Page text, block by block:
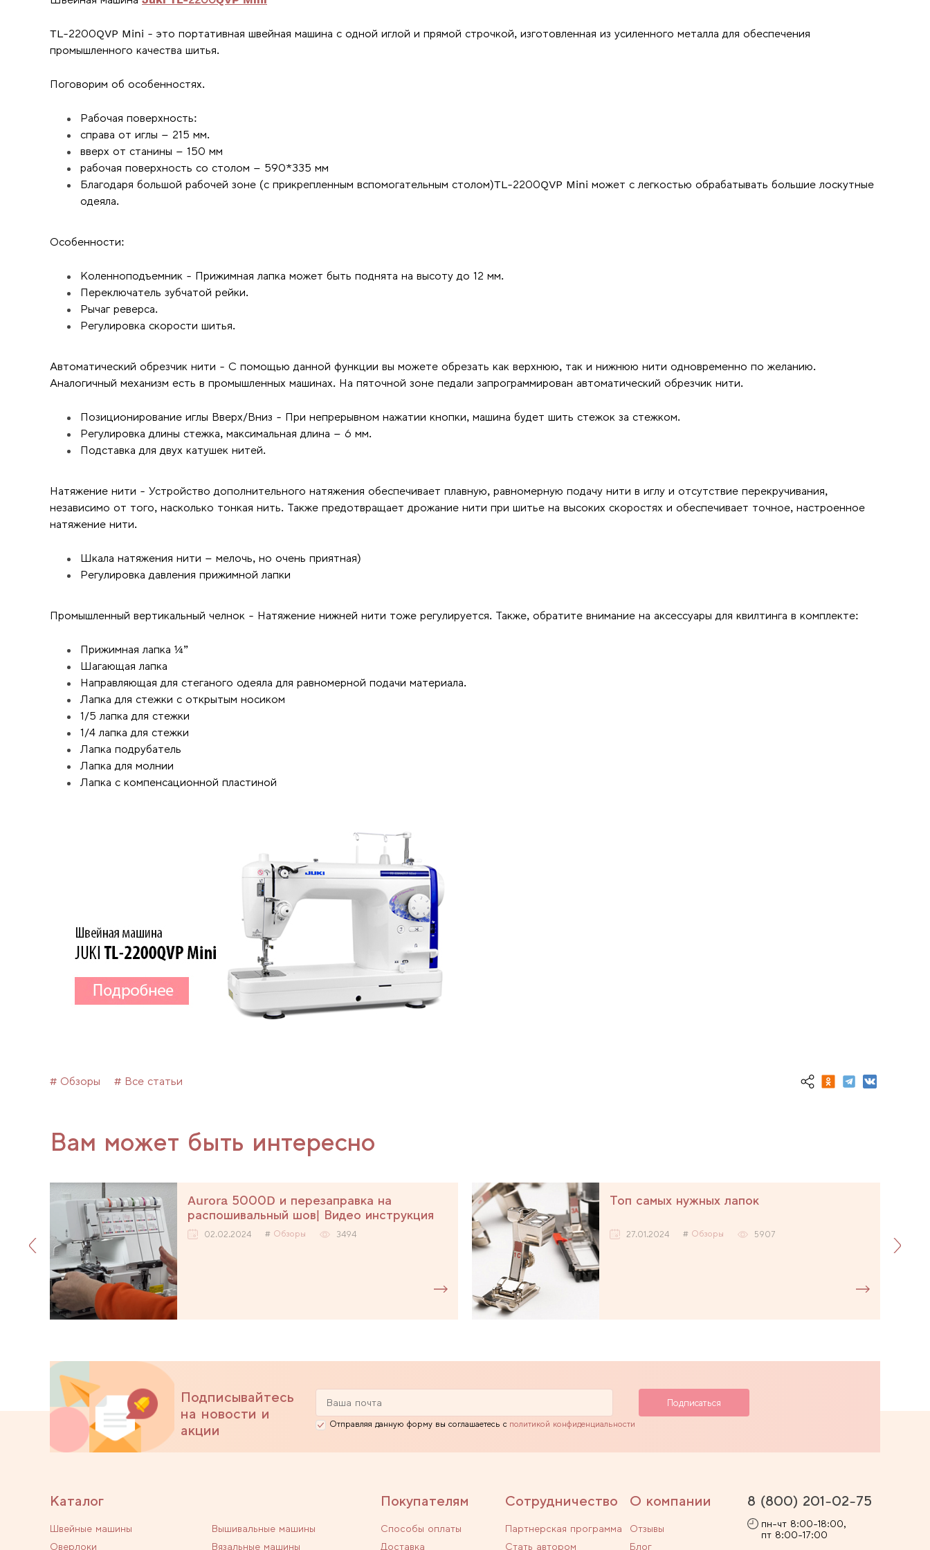
TL-2200QVP Mini - это портативная швейная машина с одной иглой и прямой строчкой, изготовленная из усиленного металла для обеспечения
промышленного качества шитья.
Поговорим об особенностях.
Рабочая поверхность:
справа от иглы – 215 мм.
вверх от станины – 150 мм
рабочая поверхность со столом – 590*335 мм
Благодаря большой рабочей зоне (с прикрепленным вспомогательным столом)TL-2200QVP Mini может с легкостью обрабатывать большие лоскутные
одеяла.
Особенности:
Коленноподъемник - Прижимная лапка может быть поднята на высоту до 12 мм.
Переключатель зубчатой рейки.
Рычаг реверса.
Регулировка скорости шитья.
Автоматический обрезчик нити - С помощью данной функции вы можете обрезать как верхнюю, так и нижнюю нити одновременно по желанию.
Аналогичный механизм есть в промышленных машинах. На пяточной зоне педали запрограммирован автоматический обрезчик нити.
Позиционирование иглы Вверх/Вниз - При непрерывном нажатии кнопки, машина будет шить стежок за стежком.
Регулировка длины стежка, максимальная длина – 6 мм.
Подставка для двух катушек нитей.
Натяжение нити - Устройство дополнительного натяжения обеспечивает плавную, равномерную подачу нити в иглу и отсутствие перекручивания,
независимо от того, насколько тонкая нить. Также предотвращает дрожание нити при шитье на высоких скоростях и обеспечивает точное, настроенное
натяжение нити.
Шкала натяжения нити – мелочь, но очень приятная)
Регулировка давления прижимной лапки
Промышленный вертикальный челнок - Натяжение нижней нити тоже регулируется. Также, обратите внимание на аксессуары для квилтинга в комплекте:
Прижимная лапка ¼”
Шагающая лапка
Направляющая для стеганого одеяла для равномерной подачи материала.
Лапка для стежки с открытым носиком
1/5 лапка для стежки
1/4 лапка для стежки
Лапка подрубатель
Лапка для молнии
Лапка с компенсационной пластиной
# Обзоры # Все статьи
Вам может быть интересно
Aurora 5000D и перезаправка на
распошивальный шов| Видео инструкция
02.02.2024 Обзоры 3494
Топ самых нужных лапок
27.01.2024 Обзоры 5907
Подписывайтесь
на новости и
акции
Отправляя данную форму вы соглашаетесь с политикой конфиденциальности
Каталог
Швейные машины
Вышивальные машины
Оверлоки
Вязальные машины
Покупателям
Способы оплаты
Доставка
Сотрудничество
Партнерская программа
Стать автором
О компании
Отзывы
Блог
8 (800) 201-02-75
пн-чт 8:00-18:00,
пт 8:00-17:00